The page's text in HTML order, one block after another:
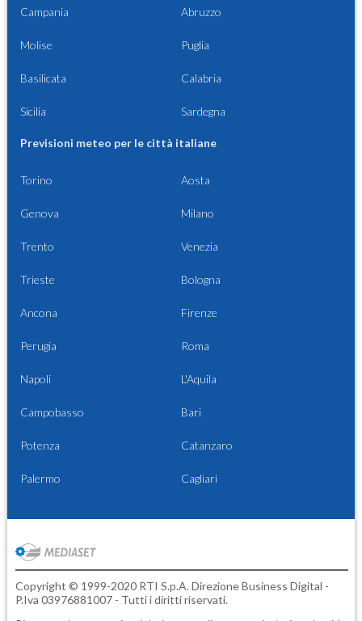
Campania Abruzzo
Molise Puglia
Basilicata Calabria
Sicilia Sardegna
Previsioni meteo per le città italiane
Torino Aosta
Genova Milano
Trento Venezia
Trieste Bologna
Ancona Firenze
Perugia Roma
Napoli L'Aquila
Campobasso Bari
Potenza Catanzaro
Palermo Cagliari
Copyright © 1999-2020 RTI S.p.A. Direzione Business Digital -
P.Iva 03976881007 - Tutti i diritti riservati.